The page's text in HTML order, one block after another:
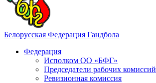
Белорусская Федерация Гандбола
Федерация
Исполком ОО «БФГ»
Председатели рабочих комиссий
Ревизионная комиссия